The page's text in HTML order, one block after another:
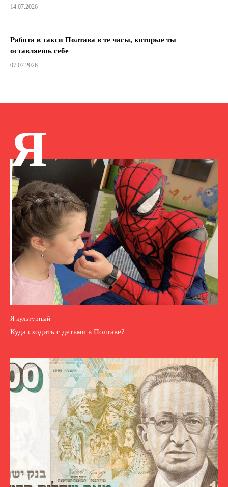
14.07.2026
Работа в такси Полтава в те часы, которые ты
оставляешь себе
07.07.2026
Я
Я культурный
Куда сходить с детьми в Полтаве?